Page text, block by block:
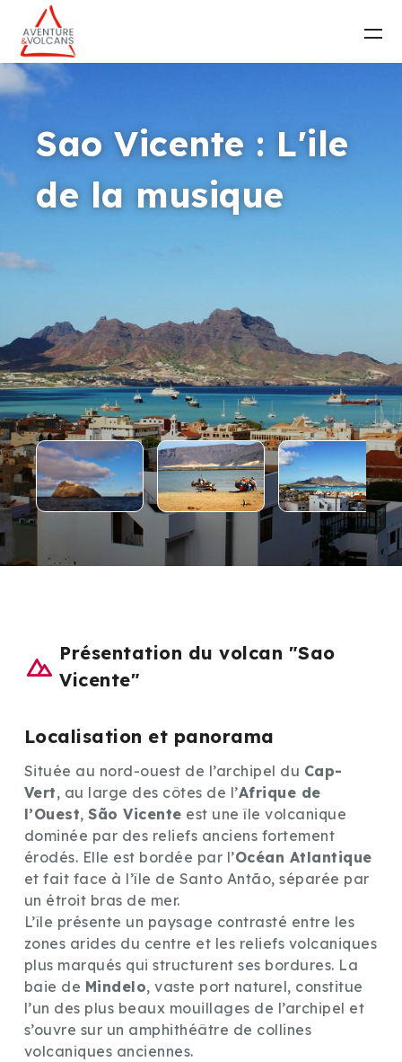
Sao Vicente : L'ile
de la musique
Présentation du volcan "Sao
Vicente"
Localisation et panorama
Située au nord-ouest de l’archipel du Cap-
Vert, au large des côtes de l’Afrique de
l’Ouest,São Vicente est une île volcanique
dominée par des reliefs anciens fortement
érodés. Elle est bordée par l’Océan Atlantique
et fait face à l’île de Santo Antão, séparée par
un étroit bras de mer.
L’île présente un paysage contrasté entre les
zones arides du centre et les reliefs volcaniques
plus marqués qui structurent ses bordures. La
baie de Mindelo, vaste port naturel, constitue
l’un des plus beaux mouillages de l’archipel et
s’ouvre sur un amphithéâtre de collines
volcaniques anciennes.